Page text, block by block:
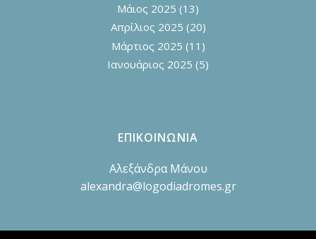
Μάιος 2025 (13)
Απρίλιος 2025 (20)
Μάρτιος 2025 (11)
Ιανουάριος 2025 (5)
ΕΠΙΚΟΙΝΩΝΙΑ
Αλεξάνδρα Μάνου
alexandra@logodiadromes.gr